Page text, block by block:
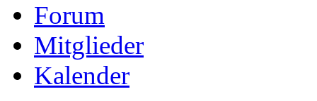
Forum
Mitglieder
Kalender